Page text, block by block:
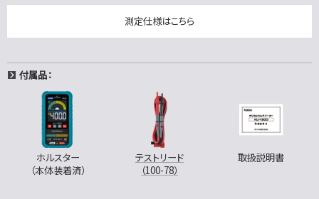
測定仕様はこちら
付属品：
ホルスター
（本体装着済）
テストリード
（100-78）
取扱説明書